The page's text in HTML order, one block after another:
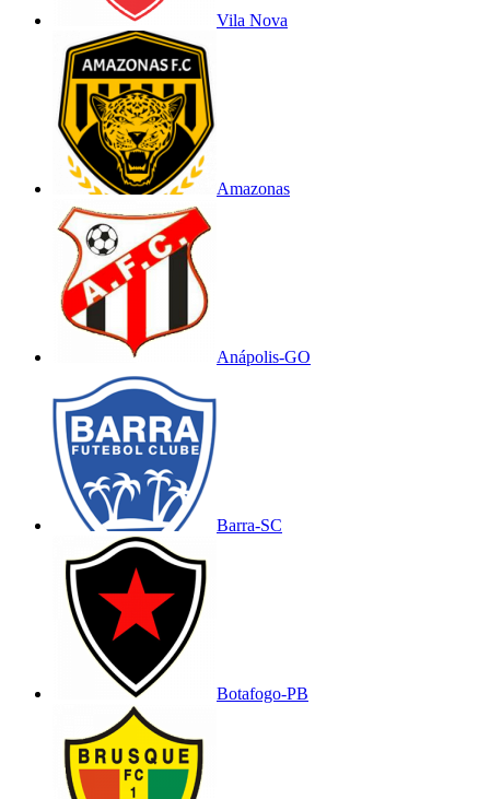
Vila Nova
Amazonas
Anápolis-GO
Barra-SC
Botafogo-PB